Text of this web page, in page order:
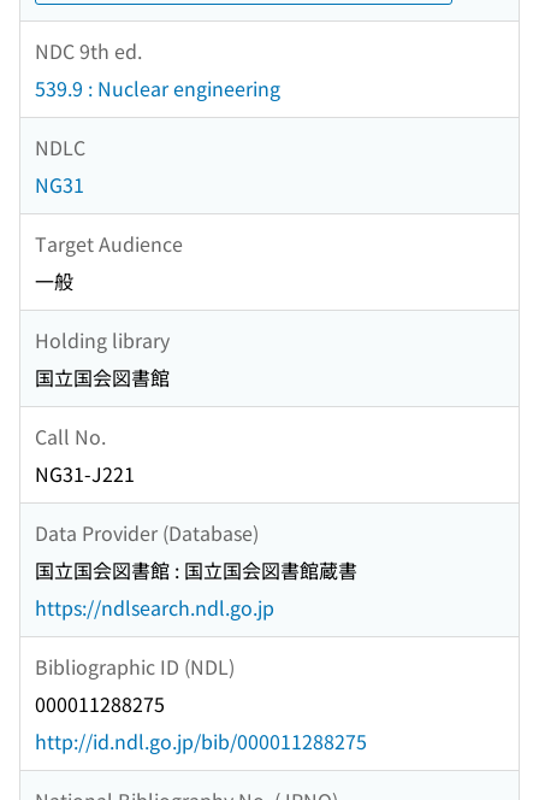
NDC 9th ed.
539.9 : Nuclear engineering
NDLC
NG31
Target Audience
一般
Holding library
国立国会図書館
Call No.
NG31-J221
Data Provider (Database)
国立国会図書館 : 国立国会図書館蔵書
https://ndlsearch.ndl.go.jp
Bibliographic ID (NDL)
000011288275
http://id.ndl.go.jp/bib/000011288275